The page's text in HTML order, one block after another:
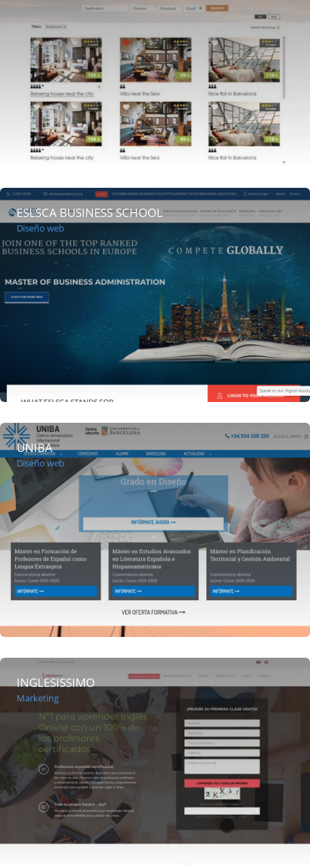
ESLSCA BUSINESS SCHOOL
Diseño web
UNIBA
Diseño web
INGLESISSIMO
Marketing